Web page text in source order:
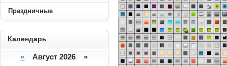
Праздничные
Календарь
« Август 2026 »